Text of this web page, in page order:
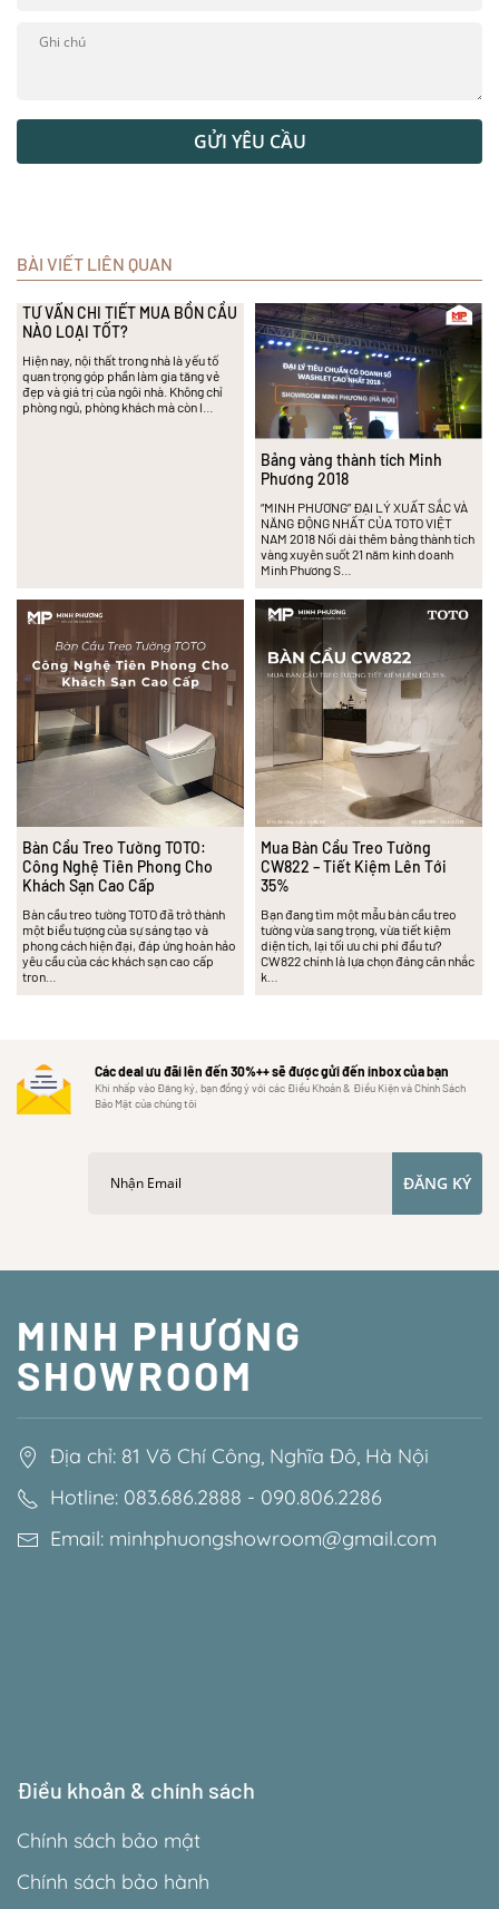
GỬI YÊU CẦU
BÀI VIẾT LIÊN QUAN
TƯ VẤN CHI TIẾT MUA BỒN CẦU
NÀO LOẠI TỐT?
Hiện nay, nội thất trong nhà là yếu tố
quan trọng góp phần làm gia tăng vẻ
đẹp và giá trị của ngôi nhà. Không chỉ
phòng ngủ, phòng khách mà còn l…
Bảng vàng thành tích Minh
Phương 2018
“MINH PHƯƠNG” ĐẠI LÝ XUẤT SẮC VÀ
NĂNG ĐỘNG NHẤT CỦA TOTO VIỆT
NAM 2018 Nối dài thêm bảng thành tích
vàng xuyên suốt 21 năm kinh doanh
Minh Phương S…
Bàn Cầu Treo Tường TOTO:
Công Nghệ Tiên Phong Cho
Khách Sạn Cao Cấp
Bàn cầu treo tường TOTO đã trở thành
một biểu tượng của sự sáng tạo và
phong cách hiện đại, đáp ứng hoàn hảo
yêu cầu của các khách sạn cao cấp
tron…
Mua Bàn Cầu Treo Tường
CW822 – Tiết Kiệm Lên Tới
35%
Bạn đang tìm một mẫu bàn cầu treo
tường vừa sang trọng, vừa tiết kiệm
diện tích, lại tối ưu chi phí đầu tư?
CW822 chính là lựa chọn đáng cân nhắc
k…
Các deal ưu đãi lên đến 30%++ sẽ được gửi đến inbox của bạn
Khi nhấp vào Đăng ký, bạn đồng ý với các Điều Khoản & Điều Kiện và Chính Sách
Bảo Mật của chúng tôi
ĐĂNG KÝ
MINH PHƯƠNG
SHOWROOM
Địa chỉ: 81 Võ Chí Công, Nghĩa Đô, Hà Nội
Hotline: 083.686.2888 - 090.806.2286
Email: minhphuongshowroom@gmail.com
Điều khoản & chính sách
Chính sách bảo mật
Chính sách bảo hành